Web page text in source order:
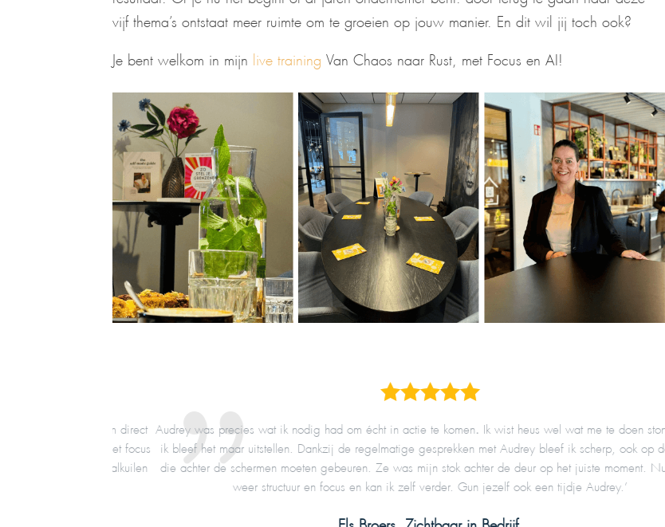
vijf thema’s ontstaat meer ruimte om te groeien op jouw manier. En dit wil jij toch ook?
Je bent welkom in mijn live training Van Chaos naar Rust, met Focus en AI!
Audrey was precies wat ik nodig had om écht in actie te komen. Ik wist heus wel wat me te doen stond, maar
ik bleef het maar uitstellen. Dankzij de regelmatige gesprekken met Audrey bleef ik scherp, ook op de taken
die achter de schermen moeten gebeuren. Ze was mijn stok achter de deur op het juiste moment. Nu heb ik
weer structuur en focus en kan ik zelf verder. Gun jezelf ook een tijdje Audrey.’
Els Broers, Zichtbaar in Bedrijf